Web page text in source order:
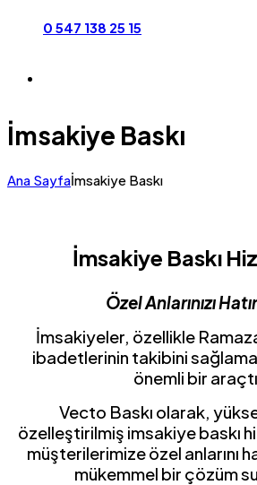
0 547 138 25 15
İmsakiye Baskı
Ana Sayfaİmsakiye Baskı
İmsakiye Baskı
Özel Anlarınızı
İmsakiyeler, özellikle
ibadetlerinin takibini
önemli bir
Vecto Baskı olarak,
özelleştirilmiş imsakiye baskı
müşterilerimize özel anlarını
mükemmel bir çözüm